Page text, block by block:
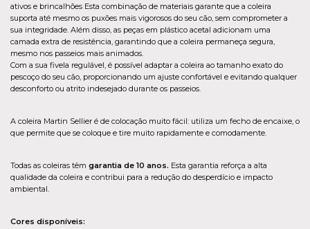
ativos e brincalhões Esta combinação de materiais garante que a coleira
suporta até mesmo os puxões mais vigorosos do seu cão, sem comprometer a
sua integridade. Além disso, as peças em plástico acetal adicionam uma
camada extra de resistência, garantindo que a coleira permaneça segura,
mesmo nos passeios mais animados.
Com a sua fivela regulável, é possível adaptar a coleira ao tamanho exato do
pescoço do seu cão, proporcionando um ajuste confortável e evitando qualquer
desconforto ou atrito indesejado durante os passeios.
A coleira Martin Sellier é de colocação muito fácil: utiliza um fecho de encaixe, o
que permite que se coloque e tire muito rapidamente e comodamente.
Todas as coleiras têm garantia de 10 anos. Esta garantia reforça a alta
qualidade da coleira e contribui para a redução do desperdício e impacto
ambiental.
Cores disponíveis: